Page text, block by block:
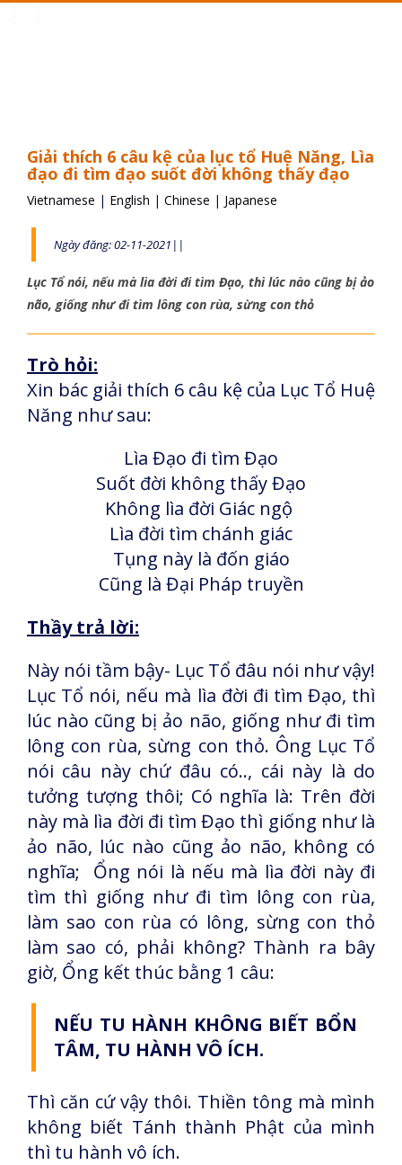
Giải thích 6 câu kệ của lục tổ Huệ Năng, Lìa
đạo đi tìm đạo suốt đời không thấy đạo
Vietnamese | English | Chinese | Japanese
Ngày đăng: 02-11-2021||
Lục Tổ nói, nếu mà lìa đời đi tìm Đạo, thì lúc nào cũng bị ảo
não, giống như đi tìm lông con rùa, sừng con thỏ
Trò hỏi:
Xin bác giải thích 6 câu kệ của Lục Tổ Huệ
Năng như sau:
Lìa Đạo đi tìm Đạo
Suốt đời không thấy Đạo
Không lìa đời Giác ngộ
Lìa đời tìm chánh giác
Tụng này là đốn giáo
Cũng là Đại Pháp truyền
Thầy trả lời:
Này nói tầm bậy- Lục Tổ đâu nói như vậy!
Lục Tổ nói, nếu mà lìa đời đi tìm Đạo, thì
lúc nào cũng bị ảo não, giống như đi tìm
lông con rùa, sừng con thỏ. Ông Lục Tổ
nói câu này chứ đâu có.., cái này là do
tưởng tượng thôi; Có nghĩa là: Trên đời
này mà lìa đời đi tìm Đạo thì giống như là
ảo não, lúc nào cũng ảo não, không có
nghĩa; Ổng nói là nếu mà lìa đời này đi
tìm thì giống như đi tìm lông con rùa,
làm sao con rùa có lông, sừng con thỏ
làm sao có, phải không? Thành ra bây
giờ, Ổng kết thúc bằng 1 câu:
NẾU TU HÀNH KHÔNG BIẾT BỔN
TÂM, TU HÀNH VÔ ÍCH.
Thì căn cứ vậy thôi. Thiền tông mà mình
không biết Tánh thành Phật của mình
thì tu hành vô ích.